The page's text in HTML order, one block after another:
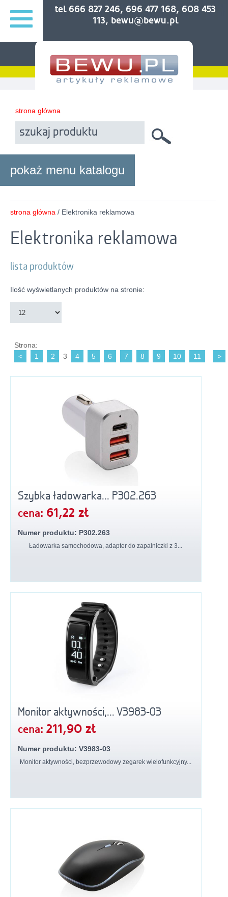
tel 666 827 246, 696 477 168, 608 453
113, bewu@bewu.pl
strona główna
pokaż menu katalogu
strona główna / Elektronika reklamowa
Elektronika reklamowa
lista produktów
Ilość wyświetlanych produktów na stronie:
Strona:
<
1 2 3 4 5 6 7 8 9 10 11 >
Szybka ładowarka... P302.263
cena: 61,22 zł
Numer produktu: P302.263
Ładowarka samochodowa, adapter do zapalniczki z 3...
Monitor aktywności,... V3983-03
cena: 211,90 zł
Numer produktu: V3983-03
Monitor aktywności, bezprzewodowy zegarek wielofunkcyjny...